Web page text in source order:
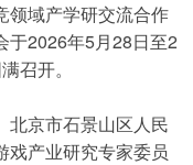
领域产学研交流合作
于2026年5月28日至2
召开。
北京市石景山区人民
戏产业研究专家委员